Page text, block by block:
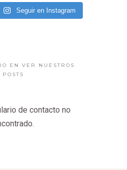
Seguir en Instagram
EN VER NUESTROS
POSTS
de contacto no